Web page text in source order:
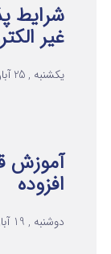
شرایط
غیر
یکشنبه , 25 آبان 1404
آموزش
افزوده
دوشنبه , 19 آبان 1404